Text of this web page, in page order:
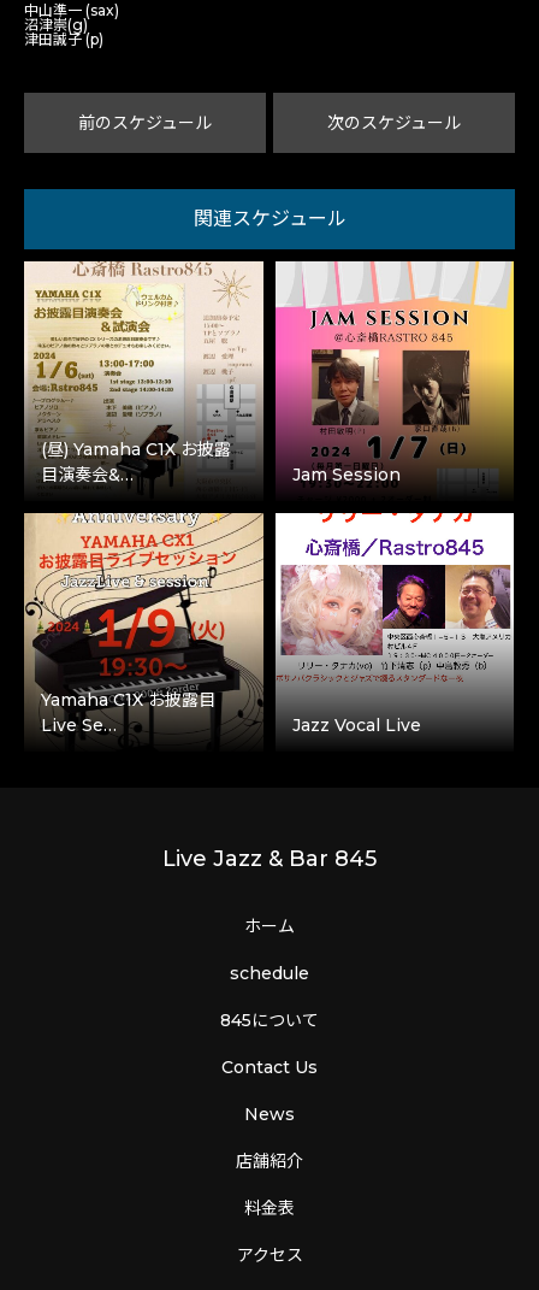
中山準一 (sax)
沼津崇(g)
津田誠子 (p)
前のスケジュール 次のスケジュール
関連スケジュール
(昼) Yamaha C1X お披露
目演奏会&…
Jam Session
Yamaha C1X お披露目
Live Se…
Jazz Vocal Live
Live Jazz & Bar 845
ホーム
schedule
845について
Contact Us
News
店舗紹介
料金表
アクセス